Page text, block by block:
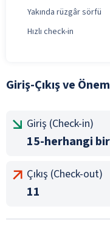
Yakında rüzgâr sörfü
Hızlı check-in
Giriş-Çıkış ve
Giriş (Check-in)
15-herhangi
Çıkış (Check-out)
11